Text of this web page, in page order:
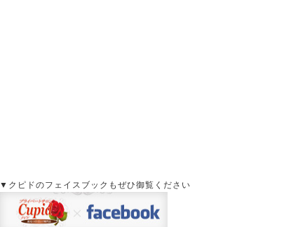
▼クピドのフェイスブックもぜひ御覧ください